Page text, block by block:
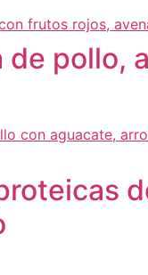
de pollo,